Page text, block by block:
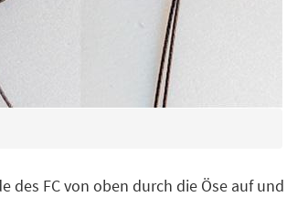
des FC von oben durch die Öse auf und